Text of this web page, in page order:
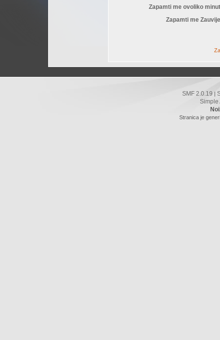
Zapamti me ovoliko
Zapamti me
SMF 2.0.19
Simple
Stranica je